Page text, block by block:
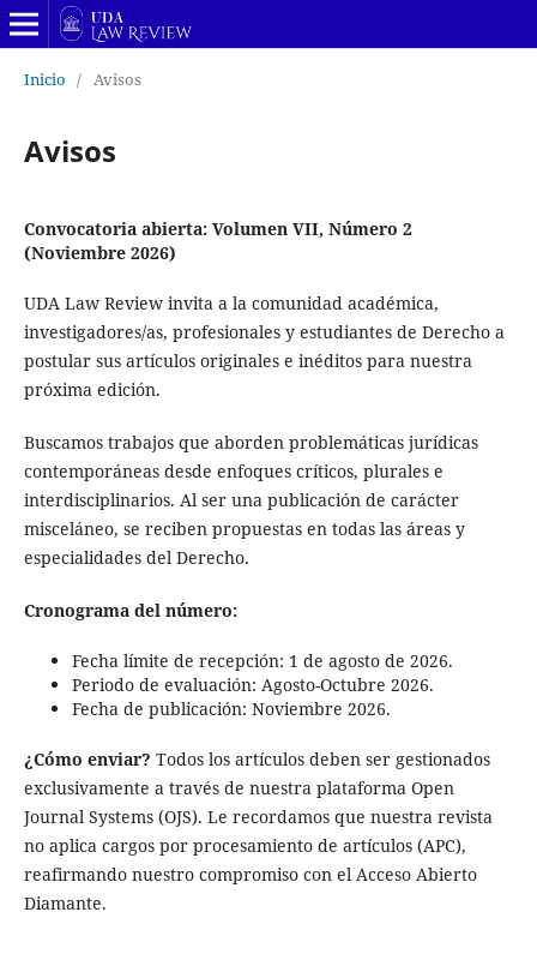
Inicio / Avisos
Avisos
Convocatoria abierta: Volumen VII, Número 2
(Noviembre 2026)
UDA Law Review invita a la comunidad académica,
investigadores/as, profesionales y estudiantes de Derecho a
postular sus artículos originales e inéditos para nuestra
próxima edición.
Buscamos trabajos que aborden problemáticas jurídicas
contemporáneas desde enfoques críticos, plurales e
interdisciplinarios. Al ser una publicación de carácter
misceláneo, se reciben propuestas en todas las áreas y
especialidades del Derecho.
Cronograma del número:
Fecha límite de recepción: 1 de agosto de 2026.
Periodo de evaluación: Agosto-Octubre 2026.
Fecha de publicación: Noviembre 2026.
¿Cómo enviar? Todos los artículos deben ser gestionados
exclusivamente a través de nuestra plataforma Open
Journal Systems (OJS). Le recordamos que nuestra revista
no aplica cargos por procesamiento de artículos (APC),
reafirmando nuestro compromiso con el Acceso Abierto
Diamante.